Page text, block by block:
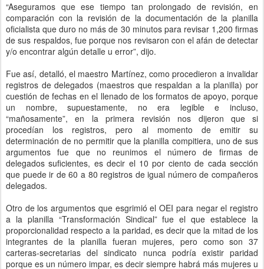
“Aseguramos que ese tiempo tan prolongado de revisión, en
comparación con la revisión de la documentación de la planilla
oficialista que duro no más de 30 minutos para revisar 1,200 firmas
de sus respaldos, fue porque nos revisaron con el afán de detectar
y/o encontrar algún detalle u error”, dijo.
Fue así, detalló, el maestro Martínez, como procedieron a invalidar
registros de delegados (maestros que respaldan a la planilla) por
cuestión de fechas en el llenado de los formatos de apoyo, porque
un nombre, supuestamente, no era legible e incluso,
“mañosamente”, en la primera revisión nos dijeron que si
procedían los registros, pero al momento de emitir su
determinación de no permitir que la planilla compitiera, uno de sus
argumentos fue que no reunimos el número de firmas de
delegados suficientes, es decir el 10 por ciento de cada sección
que puede ir de 60 a 80 registros de igual número de compañeros
delegados.
Otro de los argumentos que esgrimió el OEI para negar el registro
a la planilla “Transformación Sindical” fue el que establece la
proporcionalidad respecto a la paridad, es decir que la mitad de los
integrantes de la planilla fueran mujeres, pero como son 37
carteras-secretarias del sindicato nunca podría existir paridad
porque es un número impar, es decir siempre habrá más mujeres u